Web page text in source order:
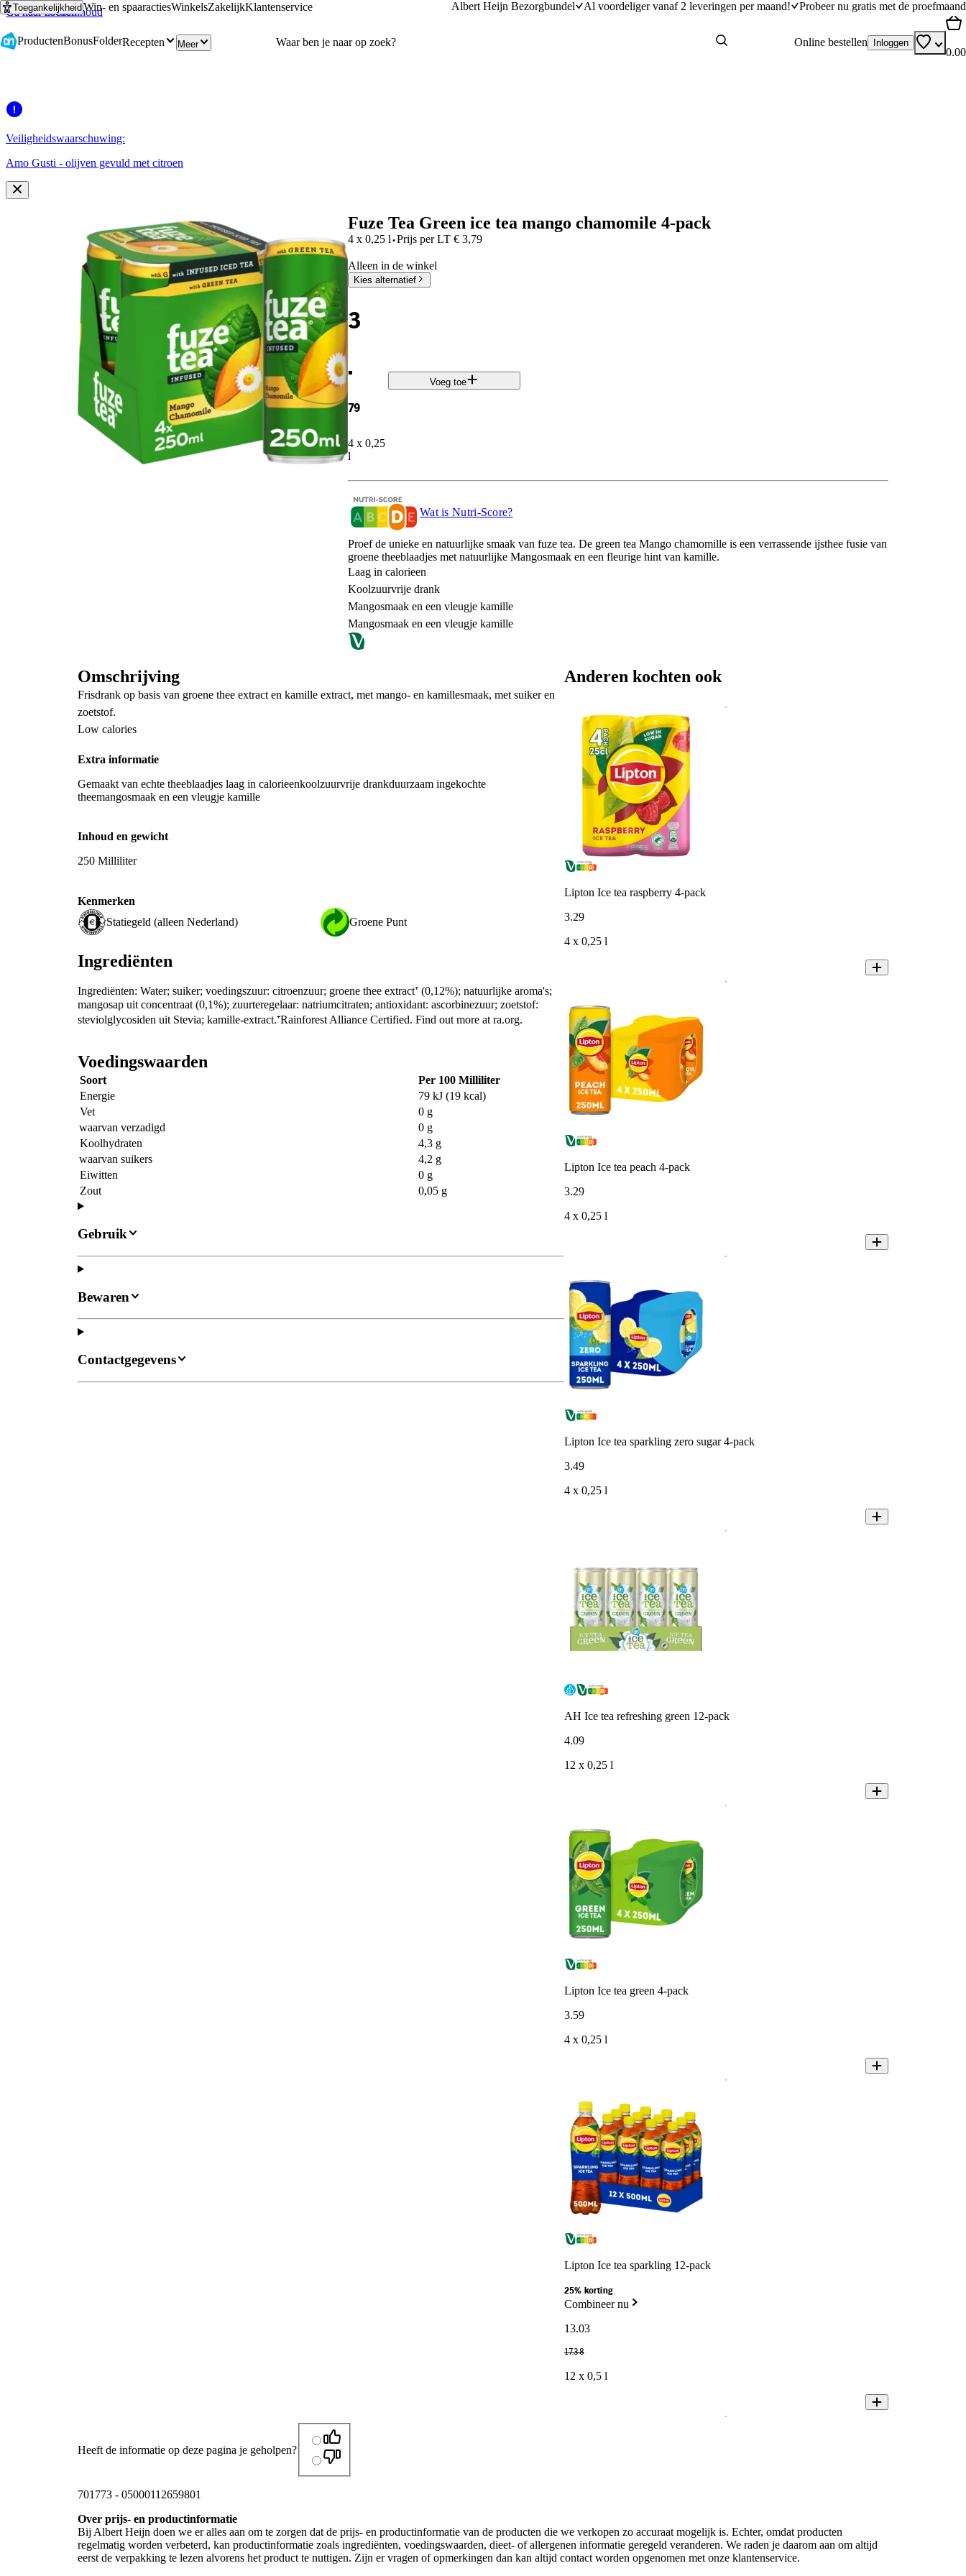
Ga naar hoofdinhoud
Ga naar zoeken
ToegankelijkheidWin- en spaaractiesWinkelsZakelijkKlantenservice Albert Heijn Bezorgbundel Al voordeliger vanaf 2 leveringen per maand! Probeer nu gratis met de proefmaand
ProductenBonusFolderRecepten Meer Online bestellen Inloggen
0.00
Veiligheidswaarschuwing:
Amo Gusti - olijven gevuld met citroen
Fuze Tea Green ice tea mango chamomile 4-pack
4 x 0,25 l·Prijs per LT€ 3,79
Alleen in de winkel
Kies alternatief
3
.
79
4 x 0,25
l
Voeg toe
Wat is Nutri-Score?
Proef de unieke en natuurlijke smaak van fuze tea. De green tea Mango chamomille is een verrassende ijsthee fusie van
groene theeblaadjes met natuurlijke Mangosmaak en een fleurige hint van kamille.
Laag in calorieen
Koolzuurvrije drank
Mangosmaak en een vleugje kamille
Mangosmaak en een vleugje kamille
Omschrijving
Frisdrank op basis van groene thee extract en kamille extract, met mango- en kamillesmaak, met suiker en
zoetstof.
Low calories
Extra informatie
Gemaakt van echte theeblaadjes laag in calorieenkoolzuurvrije drankduurzaam ingekochte
theemangosmaak en een vleugje kamille
Inhoud en gewicht
250 Milliliter
Kenmerken
Statiegeld (alleen Nederland)
Groene Punt
Ingrediënten
Ingrediënten: Water; suiker; voedingszuur: citroenzuur; groene thee extract⁺ (0,12%); natuurlijke aroma's;
mangosap uit concentraat (0,1%); zuurteregelaar: natriumcitraten; antioxidant: ascorbinezuur; zoetstof:
steviolglycosiden uit Stevia; kamille-extract.⁺Rainforest Alliance Certified. Find out more at ra.org.
Voedingswaarden
Soort
Per 100 Milliliter
Energie
79 kJ (19 kcal)
Vet
0 g
waarvan verzadigd
0 g
Koolhydraten
4,3 g
waarvan suikers
4,2 g
Eiwitten
0 g
Zout
0,05 g
Gebruik
Bewaren
Contactgegevens
Anderen kochten ook
Lipton Ice tea raspberry 4-pack
3.29
4 x 0,25 l
Lipton Ice tea peach 4-pack
3.29
4 x 0,25 l
Lipton Ice tea sparkling zero sugar 4-pack
3.49
4 x 0,25 l
AH Ice tea refreshing green 12-pack
4.09
12 x 0,25 l
Lipton Ice tea green 4-pack
3.59
4 x 0,25 l
Lipton Ice tea sparkling 12-pack
25% korting
Combineer nu
13.03
17.38
12 x 0,5 l
Heeft de informatie op deze pagina je geholpen?
701773 - 05000112659801
Over prijs- en productinformatie
Bij Albert Heijn doen we er alles aan om te zorgen dat de prijs- en productinformatie van de producten die we verkopen zo accuraat mogelijk is. Echter, omdat producten
regelmatig worden verbeterd, kan productinformatie zoals ingrediënten, voedingswaarden, dieet- of allergenen informatie geregeld veranderen. We raden je daarom aan om altijd
eerst de verpakking te lezen alvorens het product te nuttigen. Zijn er vragen of opmerkingen dan kan altijd contact worden opgenomen met onze klantenservice.